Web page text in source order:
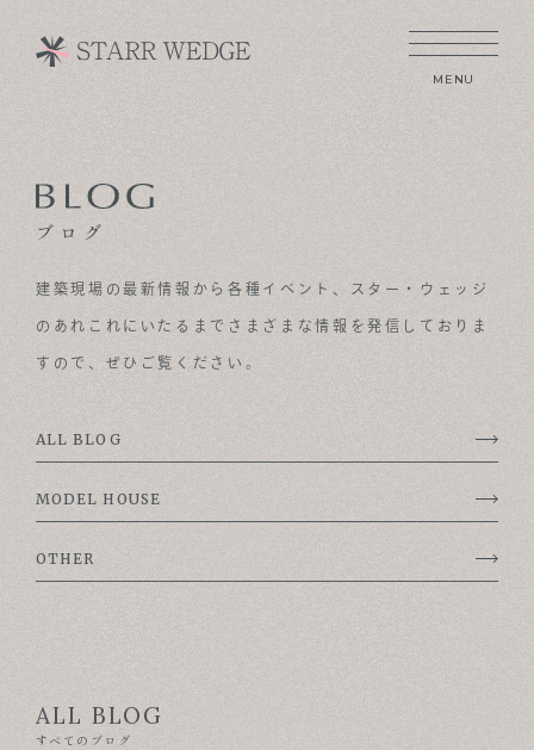
MENU
CONCEPT
VOICE
BLOG
NEWS & OPENHOUSE
CONTACT
ブログ
建築現場の最新情報から各種イベント、 スター・ウェッジ
のあれこれにいたるまでさまざまな情報を発信しておりま
すので、ぜひご覧ください。
ALL BLOG
MODEL HOUSE
OTHER
ALL BLOG
すべてのブログ